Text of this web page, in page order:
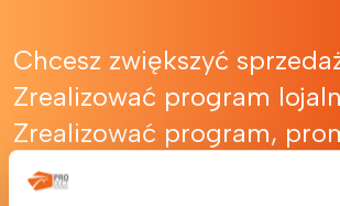
Chcesz zwiększyć
Zrealizować program
Zrealizować program,
Cashback?